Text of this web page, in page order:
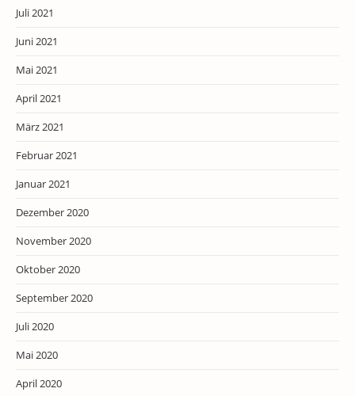
Juli 2021
Juni 2021
Mai 2021
April 2021
März 2021
Februar 2021
Januar 2021
Dezember 2020
November 2020
Oktober 2020
September 2020
Juli 2020
Mai 2020
April 2020